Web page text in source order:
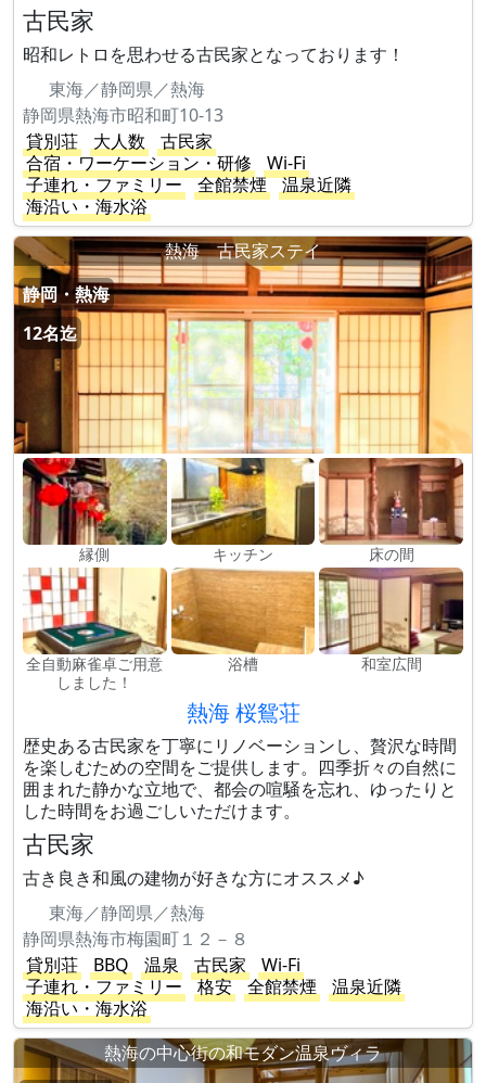
古民家
昭和レトロを思わせる古民家となっております！
東海／静岡県／熱海
静岡県熱海市昭和町10-13
貸別荘
大人数
古民家
合宿・ワーケーション・研修
Wi-Fi
子連れ・ファミリー
全館禁煙
温泉近隣
海沿い・海水浴
熱海 古民家ステイ
静岡・熱海
12名迄
縁側 キッチン 床の間
全自動麻雀卓ご用意
しました！
浴槽 和室広間
熱海 桜鴛荘
歴史ある古民家を丁寧にリノベーションし、贅沢な時間
を楽しむための空間をご提供します。四季折々の自然に
囲まれた静かな立地で、都会の喧騒を忘れ、ゆったりと
した時間をお過ごしいただけます。
古民家
古き良き和風の建物が好きな方にオススメ♪
東海／静岡県／熱海
静岡県熱海市梅園町１２－８
貸別荘
BBQ 温泉 古民家
Wi-Fi
子連れ・ファミリー
格安 全館禁煙
温泉近隣
海沿い・海水浴
熱海の中心街の和モダン温泉ヴィラ